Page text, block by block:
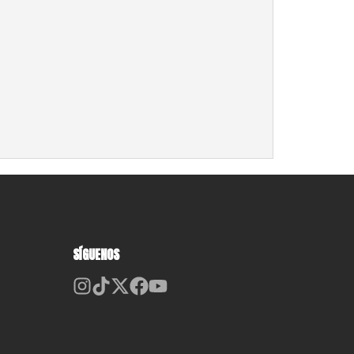
SÍGUENOS